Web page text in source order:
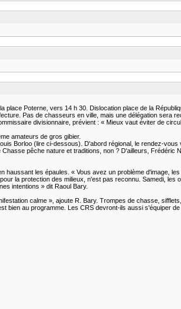
Poterne, vers 14 h 30. Dislocation place de la
Pas de chasseurs en ville, mais une délégation
divisionnaire, prévient : « Mieux vaut éviter de
amateurs de gros gibier.
Borloo (lire ci-dessous). D'abord régional, le rendez-
pêche nature et traditions, non ? D'ailleurs,
les épaules. « Vous avez un problème d'image,
la protection des milieux, n'est pas reconnu. Samedi,
intentions » dit Raoul Bary.
calme », ajoute R. Bary. Trompes de chasse,
bien au programme. Les CRS devront-ils aussi s'équiper de